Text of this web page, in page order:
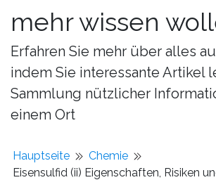
mehr wissen
Erfahren Sie mehr über alles
indem Sie interessante Artikel
Sammlung nützlicher
einem Ort
Hauptseite
Chemie
Eisensulfid (ii) Eigenschaften, Risiken